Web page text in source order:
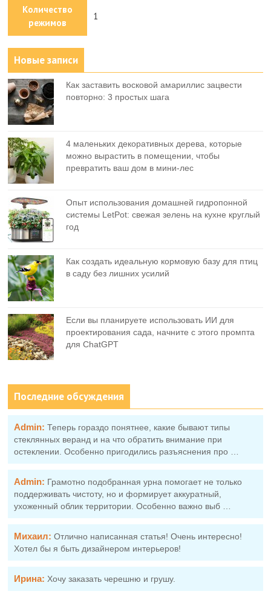
Количество
режимов
1
Новые записи
Как заставить восковой амариллис зацвести
повторно: 3 простых шага
4 маленьких декоративных дерева, которые
можно вырастить в помещении, чтобы
превратить ваш дом в мини-лес
Опыт использования домашней гидропонной
системы LetPot: свежая зелень на кухне круглый
год
Как создать идеальную кормовую базу для птиц
в саду без лишних усилий
Если вы планируете использовать ИИ для
проектирования сада, начните с этого промпта
для ChatGPT
Последние обсуждения
Admin: Теперь гораздо понятнее, какие бывают типы
стеклянных веранд и на что обратить внимание при
остеклении. Особенно пригодились разъяснения про …
Admin: Грамотно подобранная урна помогает не только
поддерживать чистоту, но и формирует аккуратный,
ухоженный облик территории. Особенно важно выб …
Михаил: Отлично написанная статья! Очень интересно!
Хотел бы я быть дизайнером интерьеров!
Ирина: Хочу заказать черешню и грушу.